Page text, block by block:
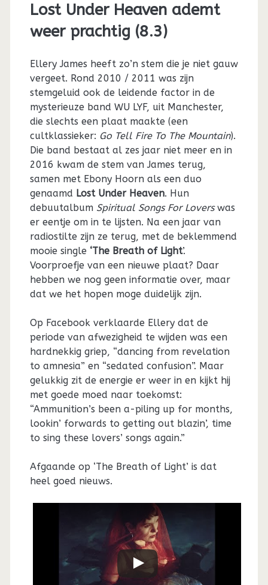
Lost Under Heaven ademt
weer prachtig (8.3)
Ellery James heeft zo’n stem die je niet gauw
vergeet. Rond 2010 / 2011 was zijn
stemgeluid ook de leidende factor in de
mysterieuze band WU LYF, uit Manchester,
die slechts een plaat maakte (een
cultklassieker: Go Tell Fire To The Mountain).
Die band bestaat al zes jaar niet meer en in
2016 kwam de stem van James terug,
samen met Ebony Hoorn als een duo
genaamd Lost Under Heaven. Hun
debuutalbum Spiritual Songs For Loverswas
er eentje om in te lijsten. Na een jaar van
radiostilte zijn ze terug, met de beklemmend
mooie single ‘The Breath of Light’.
Voorproefje van een nieuwe plaat? Daar
hebben we nog geen informatie over, maar
dat we het hopen moge duidelijk zijn.
Op Facebook verklaarde Ellery dat de
periode van afwezigheid te wijden was een
hardnekkig griep, “dancing from revelation
to amnesia” en “sedated confusion”. Maar
gelukkig zit de energie er weer in en kijkt hij
met goede moed naar toekomst:
“Ammunition’s been a-piling up for months,
lookin’ forwards to getting out blazin’, time
to sing these lovers’ songs again.”
Afgaande op ‘The Breath of Light’ is dat
heel goed nieuws.